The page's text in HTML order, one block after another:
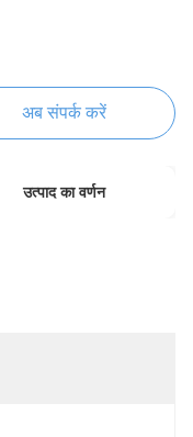
अब संपर्क करें
उत्पाद का वर्णन